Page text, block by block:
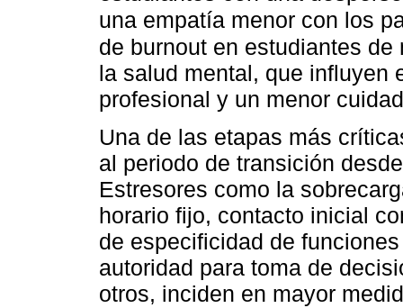
una empatía menor con los
de burnout en estudiantes
la salud mental, que influyen
profesional y un menor
Una de las etapas más
al periodo de transición
Estresores como la
horario fijo, contacto inicial
de especificidad de
autoridad para toma de
otros, inciden en mayor